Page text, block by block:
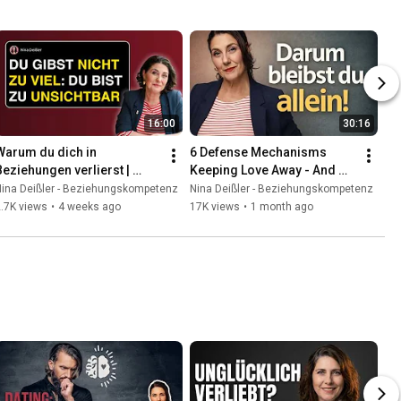
16:00
du dich in
verlierst |
erkennen
Deißler - Beziehungskompetenz
views • 4 weeks ago
30:16
6 Defense Mechanisms
Keeping Love Away - And
Pushing You Into Loneliness
Nina Deißler - Beziehungskompetenz
17K views • 1 month ago